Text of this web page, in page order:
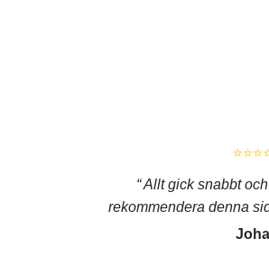
Allt gick snabbt
rekommendera denna